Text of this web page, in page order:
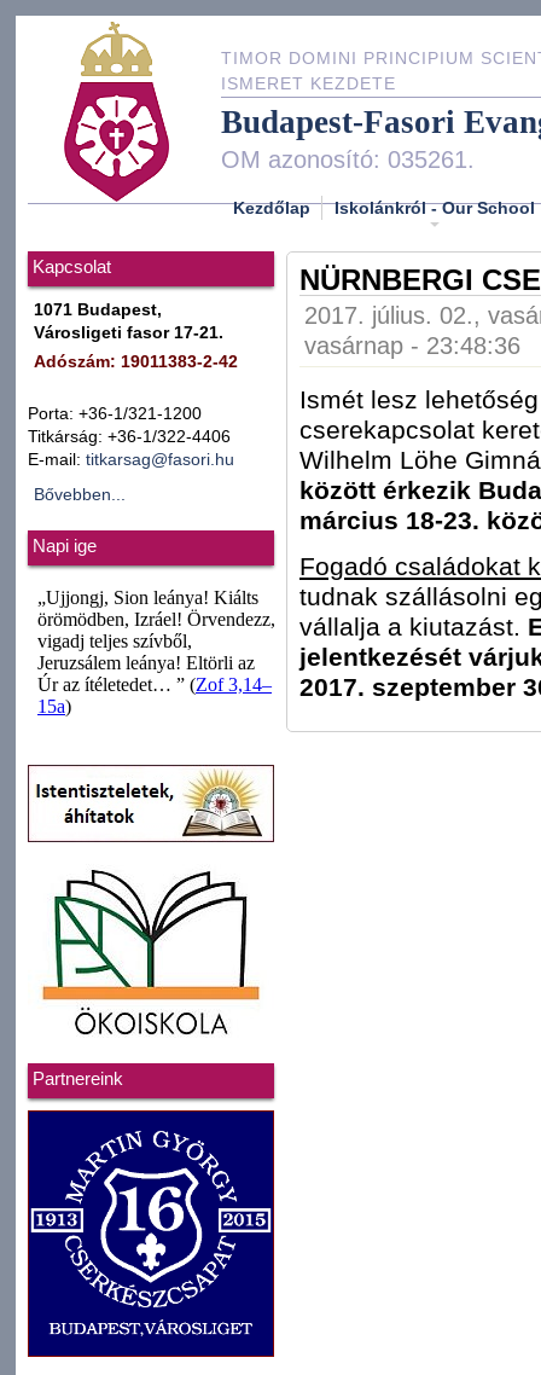
TIMOR DOMINI PRINCIPIUM
ISMERET KEZDETE
Budapest-Fasori
OM azonosító: 035261.
Kezdőlap Iskolánkról - Our School
Kapcsolat
1071 Budapest,
Városligeti fasor 17-21.
Adószám: 19011383-2-42
Porta: +36-1/321-1200
Titkárság: +36-1/322-4406
E-mail: titkarsag@fasori.hu
Bővebben...
Napi ige
Partnereink
NÜRNBERGI
2017. július. 02.,
vasárnap - 23:48:36
Ismét lesz
cserekapcsolat
Wilhelm Löhe
között érkezik
március 18-23.
Fogadó családokat
tudnak szállásolni
vállalja a kiutazást.
jelentkezését
2017. szeptember